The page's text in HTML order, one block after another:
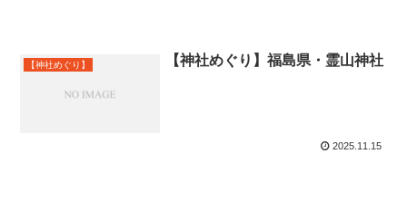
【神社めぐり】 【神社めぐり】福島県・霊山神社
2025.11.15